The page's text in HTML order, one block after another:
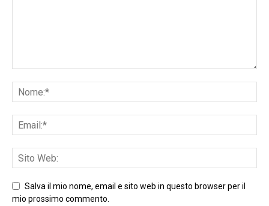
Salva il mio nome, email e sito web in questo browser per il
mio prossimo commento.